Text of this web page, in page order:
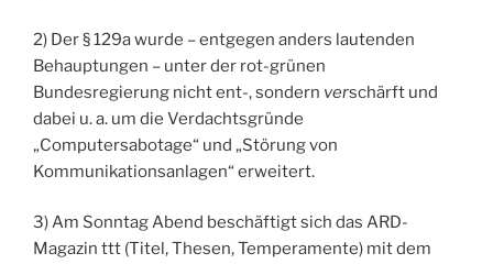
2) Der § 129a wurde – entgegen anders lautenden
Behauptungen – unter der rot-grünen
Bundesregierung nicht ent-, sondern verschärft und
dabei u. a. um die Verdachtsgründe
„Computersabotage“ und „Störung von
Kommunikationsanlagen“ erweitert.
3) Am Sonntag Abend beschäftigt sich das ARD-
Magazin ttt (Titel, Thesen, Temperamente) mit dem